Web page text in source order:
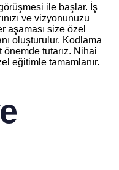
ile başlar. İş
ve vizyonunuzu
aşaması size özel
oluşturulur. Kodlama
tutarız. Nihai
eğitimle tamamlanır.